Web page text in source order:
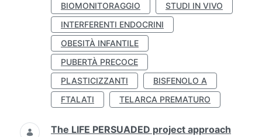
BIOMONITORAGGIO
STUDI IN VIVO
INTERFERENTI ENDOCRINI
OBESITÀ INFANTILE
PUBERTÀ PRECOCE
PLASTICIZZANTI
BISFENOLO A
FTALATI
TELARCA PREMATURO
The LIFE PERSUADED project approach